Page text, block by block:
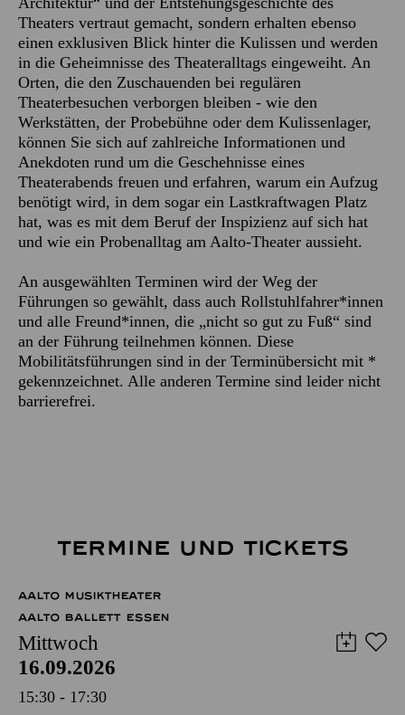
Theaters vertraut gemacht, sondern erhalten ebenso
einen exklusiven Blick hinter die Kulissen und werden
in die Geheimnisse des Theateralltags eingeweiht. An
Orten, die den Zuschauenden bei regulären
Theaterbesuchen verborgen bleiben - wie den
Werkstätten, der Probebühne oder dem Kulissenlager,
können Sie sich auf zahlreiche Informationen und
Anekdoten rund um die Geschehnisse eines
Theaterabends freuen und erfahren, warum ein Aufzug
benötigt wird, in dem sogar ein Lastkraftwagen Platz
hat, was es mit dem Beruf der Inspizienz auf sich hat
und wie ein Probenalltag am Aalto-Theater aussieht.
An ausgewählten Terminen wird der Weg der
Führungen so gewählt, dass auch Rollstuhlfahrer*innen
und alle Freund*innen, die „nicht so gut zu Fuß“ sind
an der Führung teilnehmen können. Diese
Mobilitätsführungen sind in der Terminübersicht mit *
gekennzeichnet. Alle anderen Termine sind leider nicht
barrierefrei.
TERMINE UND TICKETS
AALTO MUSIKTHEATER
AALTO BALLETT ESSEN
Mittwoch
16.09.2026
15:30 - 17:30